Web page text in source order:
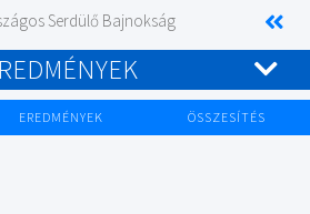
Serdülő Bajnokság
EREDMÉNYEK ÖSSZESÍTÉS